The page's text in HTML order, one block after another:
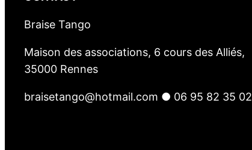
Braise Tango
Maison des associations, 6 cours des Alliés,
35000 Rennes
braisetango@hotmail.com ● 06 95 82 35 02